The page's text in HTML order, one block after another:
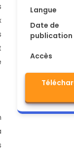
Langue
Date de
publication
Accès